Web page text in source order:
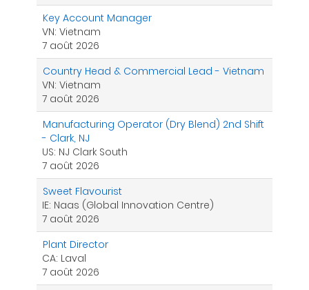
Key Account Manager
VN: Vietnam
7 août 2026
Country Head & Commercial Lead - Vietnam
VN: Vietnam
7 août 2026
Manufacturing Operator (Dry Blend) 2nd Shift
- Clark, NJ
US: NJ Clark South
7 août 2026
Sweet Flavourist
IE: Naas (Global Innovation Centre)
7 août 2026
Plant Director
CA: Laval
7 août 2026